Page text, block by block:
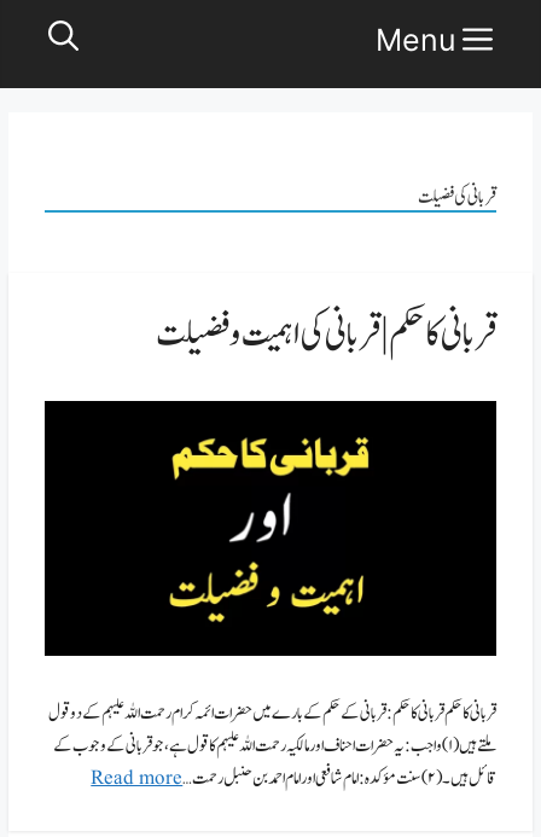
Menu
قربانی کی فضیلت
قربانی کا حکم | قربانی کی اہمیت و فضیلت
قربانی کا حکم قربانی کا حکم: قربانی کے حکم کے بارے میں حضرات ائمہ کرام رحمت اللہ علیہم کے دو قول
ملتے ہیں (۱) واجب: یہ حضرات احناف اور مالکیہ رحمت اللہ علیہم کا قول ہے ، جو قربانی کے وجوب کے
قائل ہیں۔ (۲) سنت مؤکدہ: امام شافعی اور امام احمد بن حنبل رحمت …
Read more